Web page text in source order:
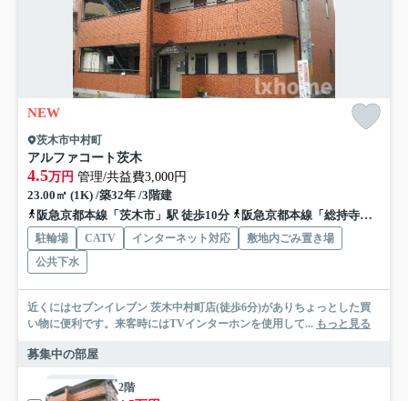
NEW
茨木市中村町
アルファコート茨木
4.5万円 管理/共益費3,000円
23.00㎡ (1K) /築32年 /3階建
阪急京都本線「茨木市」駅 徒歩10分
阪急京都本線「総持寺」駅 徒歩14分
駐輪場 CATV インターネット対応
敷地内ごみ置き場
公共下水
近くにはセブンイレブン 茨木中村町店(徒歩6分)がありちょっとした買
い物に便利です。来客時にはTVインターホンを使用して... もっと見る
募集中の部屋
2階